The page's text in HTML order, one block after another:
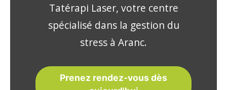
Tatérapi Laser, votre centre
spécialisé dans la gestion du
stress à Aranc.
Prenez rendez-vous dès